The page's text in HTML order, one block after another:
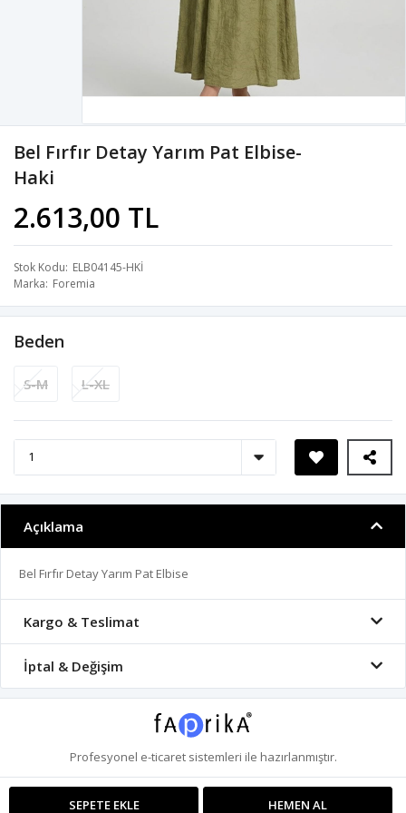
Bel Fırfır Detay Yarım Pat Elbise-
Haki
2.613,00 TL
Stok Kodu ELB04145-HKİ
Marka Foremia
Beden
S-M L-XL
SEPETE EKLE HEMEN AL
Açıklama
Bel Fırfır Detay Yarım Pat Elbise
Kargo & Teslimat
İptal & Değişim
Profesyonel e-ticaretsistemleri ile hazırlanmıştır.